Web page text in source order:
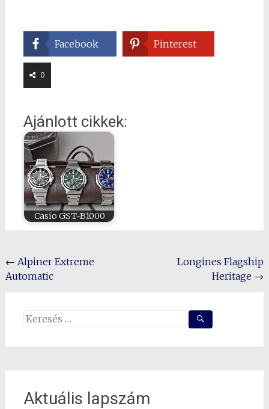
Facebook Pinterest
0
Ajánlott cikkek:
Casio GST-B1000
Post
navigation
← Alpiner Extreme
Automatic
Longines Flagship
Heritage →
Search
Aktuális lapszám